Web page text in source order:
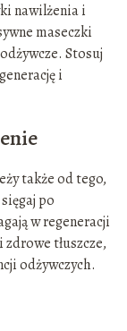
nawilżenia i
maseczki
Stosuj
i
także od tego,
po
w regeneracji
tłuszcze,
odżywczych.